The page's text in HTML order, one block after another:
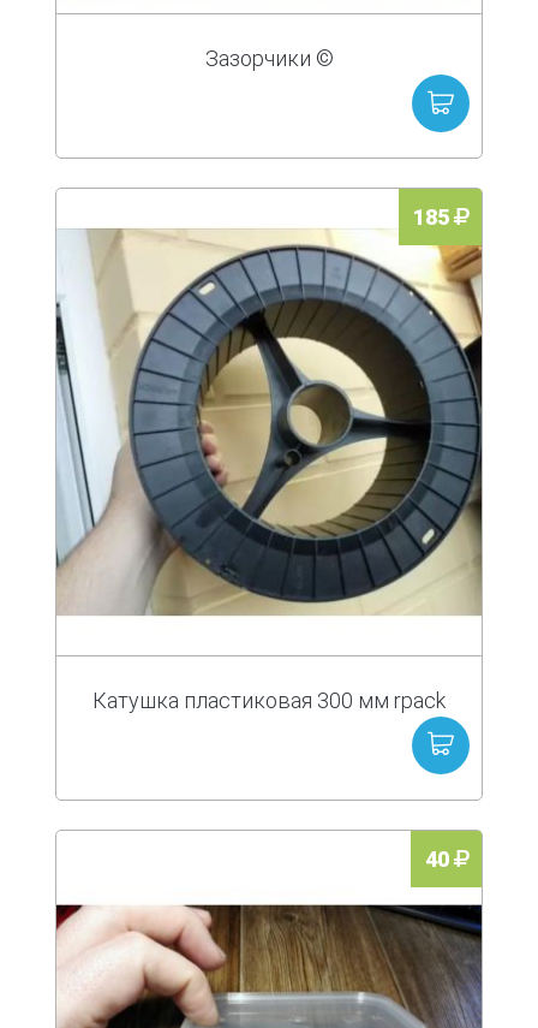
Зазорчики ©
185
Катушка пластиковая 300 мм rpack
40